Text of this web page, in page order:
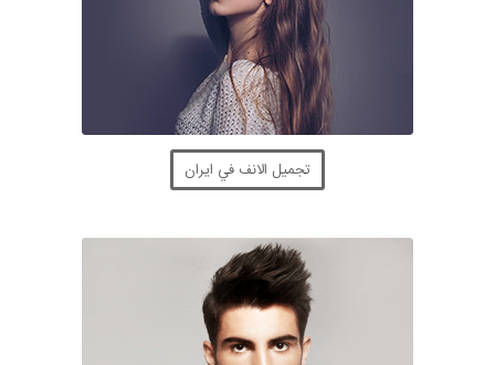
تجميل الانف في ايران